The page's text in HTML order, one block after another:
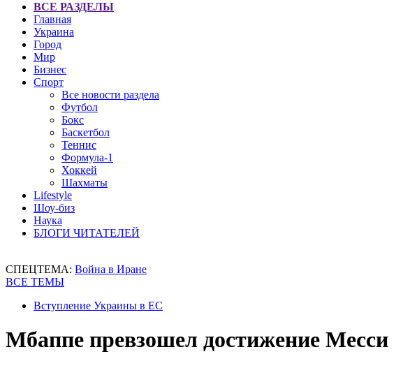
ВСЕ РАЗДЕЛЫ
Главная
Украина
Город
Мир
Бизнес
Спорт
Все новости раздела
Футбол
Бокс
Баскетбол
Теннис
Формула-1
Хоккей
Шахматы
Lifestyle
Шоу-биз
Наука
БЛОГИ ЧИТАТЕЛЕЙ
СПЕЦТЕМА: Война в Иране
ВСЕ ТЕМЫ
Вступление Украины в ЕС
Мбаппе превзошел достижение Месси